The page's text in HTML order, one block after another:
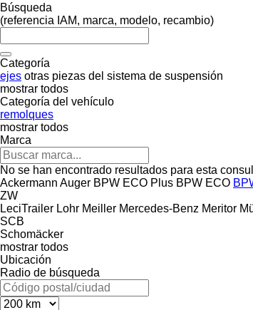
Búsqueda
(referencia IAM, marca, modelo, recambio)
Categoría
ejes otras piezas del sistema de suspensión
mostrar todos
Categoría del vehículo
remolques
mostrar todos
Marca
No se han encontrado resultados para esta
Ackermann Auger BPW ECO Plus BPW ECO
ZW
LeciTrailer Lohr Meiller Mercedes-Benz Meritor
SCB
Schomäcker
mostrar todos
Ubicación
Radio de búsqueda